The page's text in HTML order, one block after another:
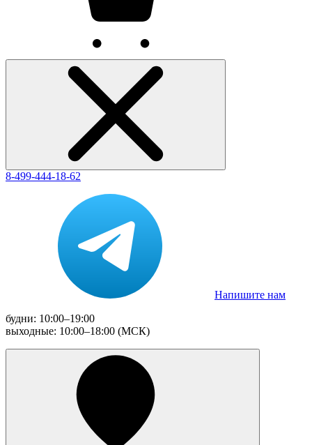
8-499-444-18-62
Напишите нам
будни: 10:00–19:00
выходные: 10:00–18:00 (МСК)